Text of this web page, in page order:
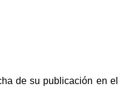
de su publicación en el